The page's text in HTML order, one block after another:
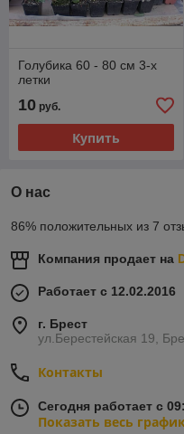
Голубика 60 - 80 см 3-х
летки
10 руб.
Купить
О нас
86% положительных из 7
Компания продает на
Работает с 12.02.2016
г. Брест
ул.Берестейская 19,
Контакты
Сегодня работает с
Показать весь